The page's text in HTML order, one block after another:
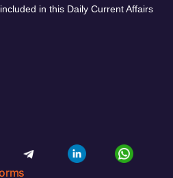
in this Daily Current Affairs